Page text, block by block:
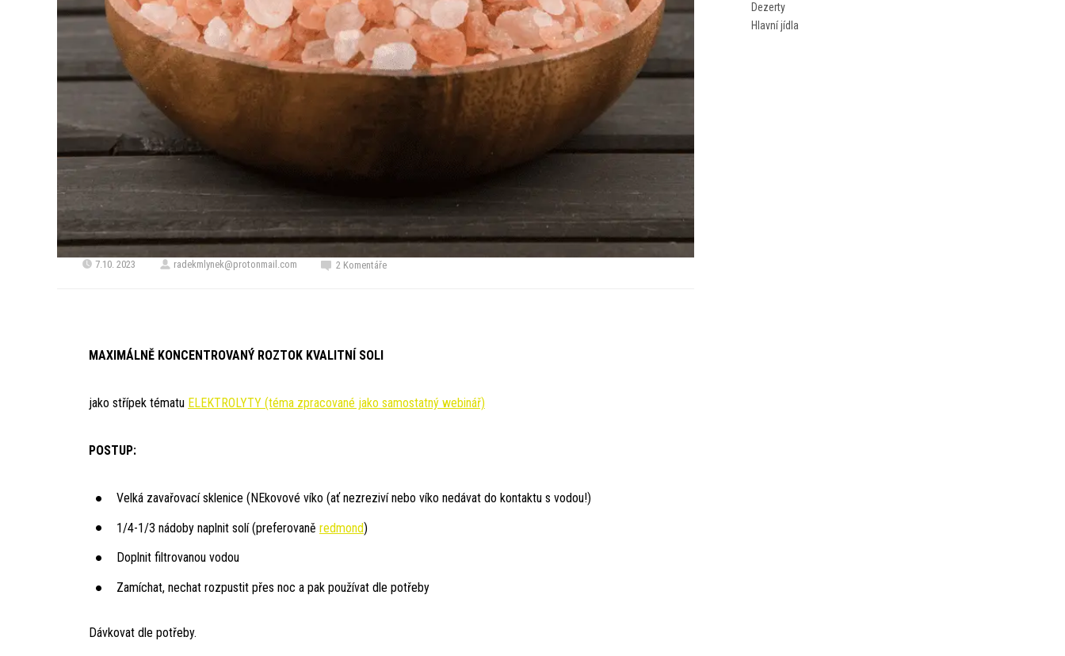
7.10. 2023 radekmlynek@protonmail.com 2 Komentáře
MAXIMÁLNĚ KONCENTROVANÝ ROZTOK KVALITNÍ SOLI
jako střípek tématu ELEKTROLYTY (téma zpracované jako samostatný webinář)
POSTUP:
Velká zavařovací sklenice (NEkovové víko (ať nezreziví nebo víko nedávat do kontaktu s vodou!)
1/4-1/3 nádoby naplnit solí (preferovaně redmond)
Doplnit filtrovanou vodou
Zamíchat, nechat rozpustit přes noc a pak používat dle potřeby
Dávkovat dle potřeby.
Dezerty
Hlavní jídla